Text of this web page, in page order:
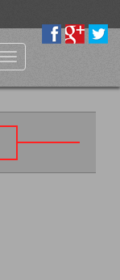
Toggle
navigation